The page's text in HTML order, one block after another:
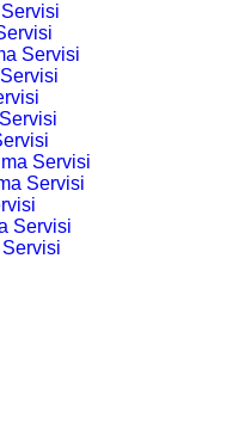
Servisi
Servisi
Servisi
Servisi